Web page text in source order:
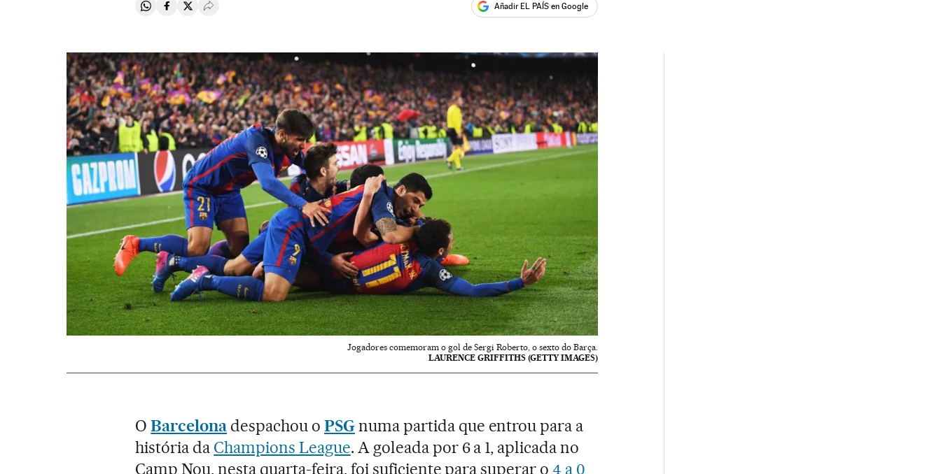
Compartir en Whatsapp
Compartir en Facebook
Compartir en Twitter
Desplegar Redes Sociales Añadir EL PAÍS en Google
Jogadores comemoram o gol de Sergi Roberto, o sexto do Barça.
LAURENCE GRIFFITHS (GETTY IMAGES)
O Barcelona despachou o PSGnuma partida que entrou para a
história da Champions League. A goleada por 6 a 1, aplicada no
Camp Nou, nesta quarta-feira, foi suficiente para superar o4 a 0